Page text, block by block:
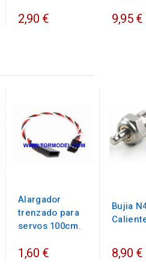
2,90 € 9,95 €
Alargador
trenzado para
servos 100cm.
1,60 €
Bujia
8,90 €